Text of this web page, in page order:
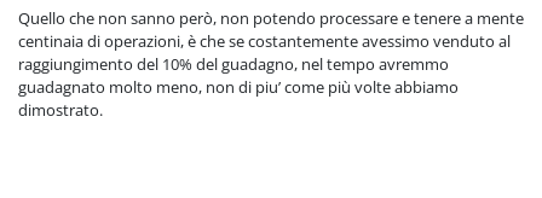
Quello che non sanno però, non potendo processare e tenere a mente
centinaia di operazioni, è che se costantemente avessimo venduto al
raggiungimento del 10% del guadagno, nel tempo avremmo
guadagnato molto meno, non di piu’ come più volte abbiamo
dimostrato.